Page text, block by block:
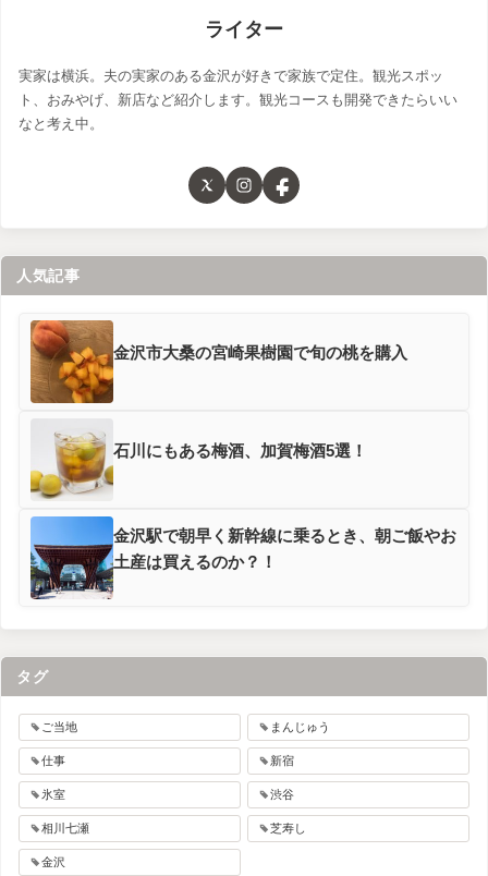
ライター
実家は横浜。夫の実家のある金沢が好きで家族で定住。観光スポッ
ト、おみやげ、新店など紹介します。観光コースも開発できたらいい
なと考え中。
人気記事
金沢市大桑の宮崎果樹園で旬の桃を購入
石川にもある梅酒、加賀梅酒5選！
金沢駅で朝早く新幹線に乗るとき、朝ご飯やお
土産は買えるのか？！
タグ
ご当地 まんじゅう
仕事 新宿
氷室 渋谷
相川七瀬 芝寿し
金沢